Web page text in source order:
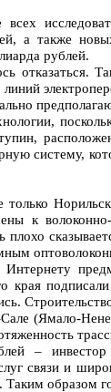
всех
а также
рублей.
отказаться.
систему,
к
края
(Ямало-
–
связи и
образом